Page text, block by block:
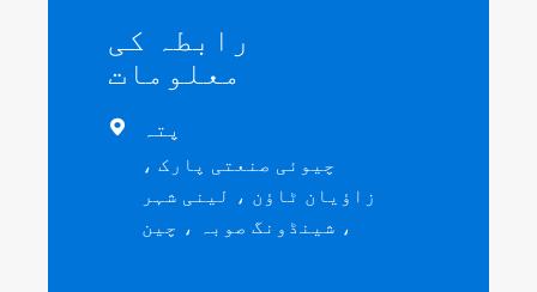
رابطہ کی
معلومات
 پتہ
چیوئی صنعتی پارک ،
زاؤیان ٹاؤن ، لینی شہر
، شینڈونگ صوبہ ، چین